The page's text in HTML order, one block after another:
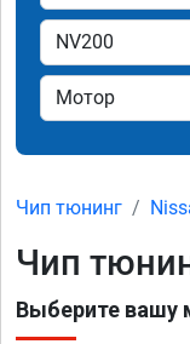
Чип тюнинг
Чип
Выберите вашу